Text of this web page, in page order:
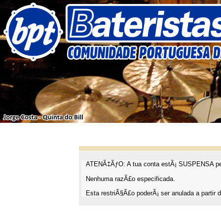
ATENÃ‡ÃƒO: A tua conta estÃ¡ SUSPENSA
Nenhuma razÃ£o especificada.
Esta restriÃ§Ã£o poderÃ¡ ser anulada a partir